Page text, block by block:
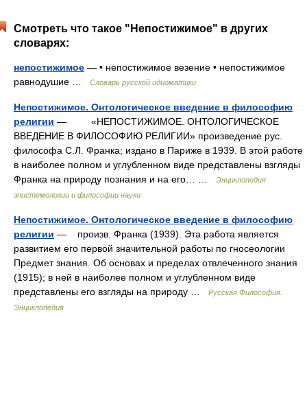
Смотреть что такое "Непостижимое" в других
словарях:
непостижимое — • непостижимое везение • непостижимое
равнодушие …
Словарь русской идиоматики
Непостижимое. Онтологическое введение в философию
религии — «НЕПОСТИЖИМОЕ. ОНТОЛОГИЧЕСКОЕ
ВВЕДЕНИЕ В ФИЛОСОФИЮ РЕЛИГИИ» произведение рус.
философа С.Л. Франка; издано в Париже в 1939. В этой работе
в наиболее полном и углубленном виде представлены взгляды
Франка на природу познания и на его… …
Энциклопедия
эпистемологии и философии науки
Непостижимое. Онтологическое введение в философию
религии — произв. Франка (1939). Эта работа является
развитием его первой значительной работы по гносеологии
Предмет знания. Об основах и пределах отвлеченного знания
(1915); в ней в наиболее полном и углубленном виде
представлены его взгляды на природу …
Русская Философия.
Энциклопедия